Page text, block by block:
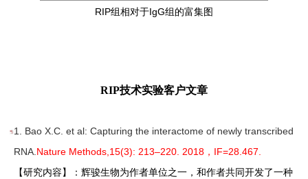
RIP组相对于IgG组的富集图
RIP技术实验客户文章
1. Bao X.C. et al: Capturing the interactome of newly transcribed
RNA. Nature Methods, 15(3): 213–220. 2018，IF=28.467
【研究内容】：辉骏生物为作者单位之一，和作者共同开发了一种